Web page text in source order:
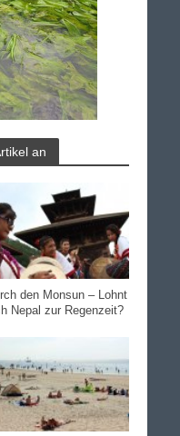
an
den Monsun – Lohnt
Nepal zur Regenzeit?